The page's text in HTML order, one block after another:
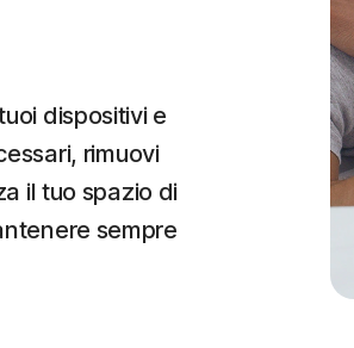
dispositivi e
rimuovi
il tuo spazio di
sempre